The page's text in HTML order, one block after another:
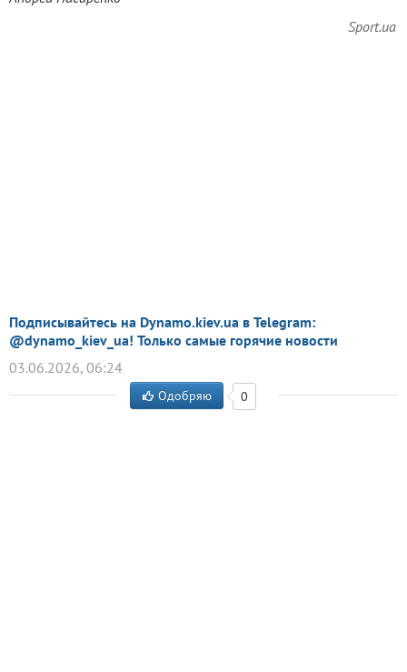
Sport.ua
Подписывайтесь на Dynamo.kiev.ua в Telegram:
@dynamo_kiev_ua! Только самые горячие новости
03.06.2026, 06:24
Одобряю 0